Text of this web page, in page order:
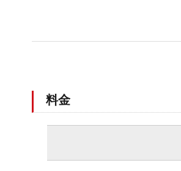
料金